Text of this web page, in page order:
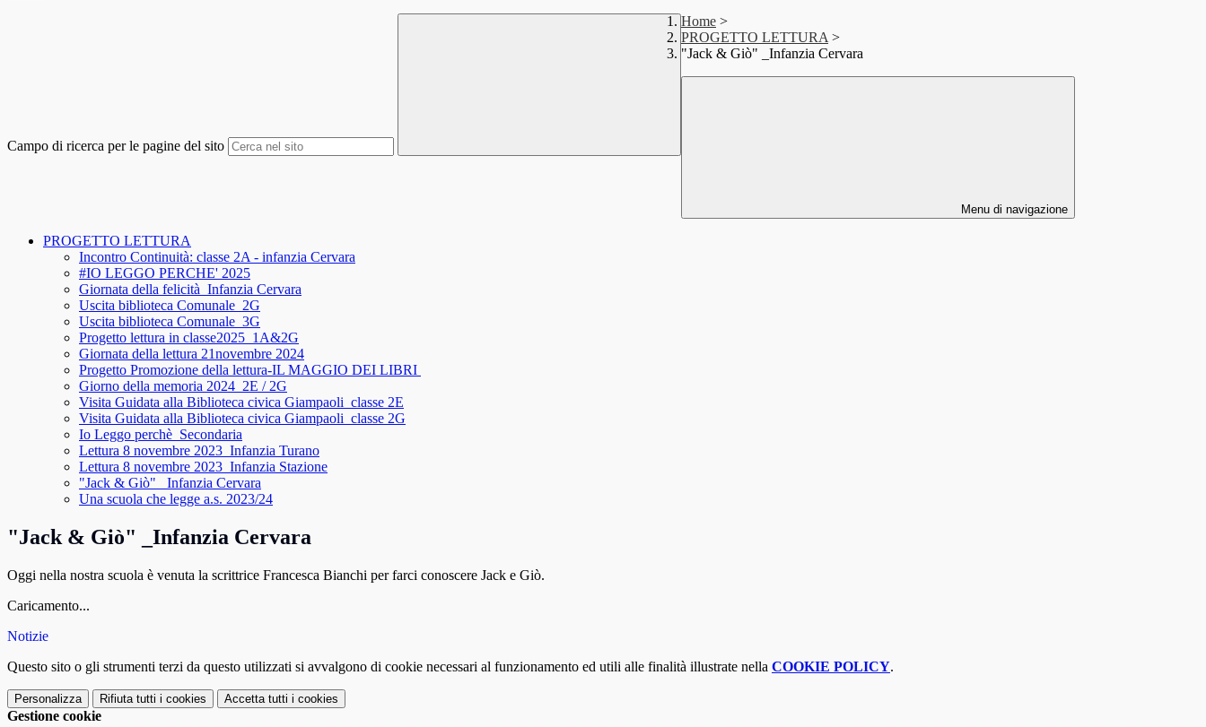
Campo di ricerca per le pagine del sito
Home >
PROGETTO LETTURA >
"Jack & Giò" _Infanzia Cervara
Menu di navigazione
PROGETTO LETTURA
Incontro Continuità: classe 2A - infanzia Cervara
#IO LEGGO PERCHE' 2025
Giornata della felicità_Infanzia Cervara
Uscita biblioteca Comunale_2G
Uscita biblioteca Comunale_3G
Progetto lettura in classe2025_1A&2G
Giornata della lettura 21novembre 2024
Progetto Promozione della lettura-IL MAGGIO DEI LIBRI
Giorno della memoria 2024_2E / 2G
Visita Guidata alla Biblioteca civica Giampaoli_classe 2E
Visita Guidata alla Biblioteca civica Giampaoli_classe 2G
Io Leggo perchè_Secondaria
Lettura 8 novembre 2023_Infanzia Turano
Lettura 8 novembre 2023_Infanzia Stazione
"Jack & Giò" _Infanzia Cervara
Una scuola che legge a.s. 2023/24
"Jack & Giò" _Infanzia Cervara
Oggi nella nostra scuola è venuta la scrittrice Francesca Bianchi per farci conoscere Jack e Giò.
Caricamento...
Notizie
Questo sito o gli strumenti terzi da questo utilizzati si avvalgono di cookie necessari al funzionamento ed utili alle finalità illustrate nella COOKIE POLICY.
Personalizza Rifiuta tutti i cookies Accetta tutti i cookies
Gestione cookie